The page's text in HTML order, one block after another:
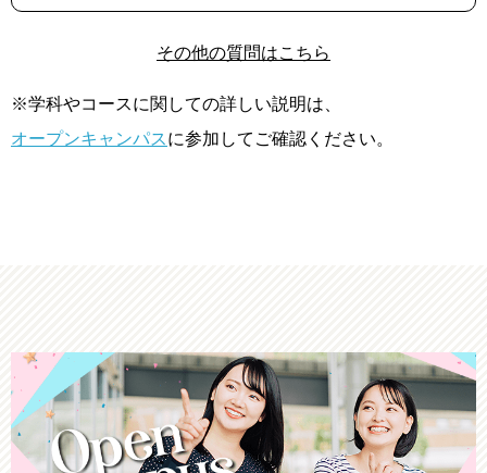
その他の質問はこちら
※学科やコースに関しての詳しい説明は、
オープンキャンパスに参加してご確認ください。